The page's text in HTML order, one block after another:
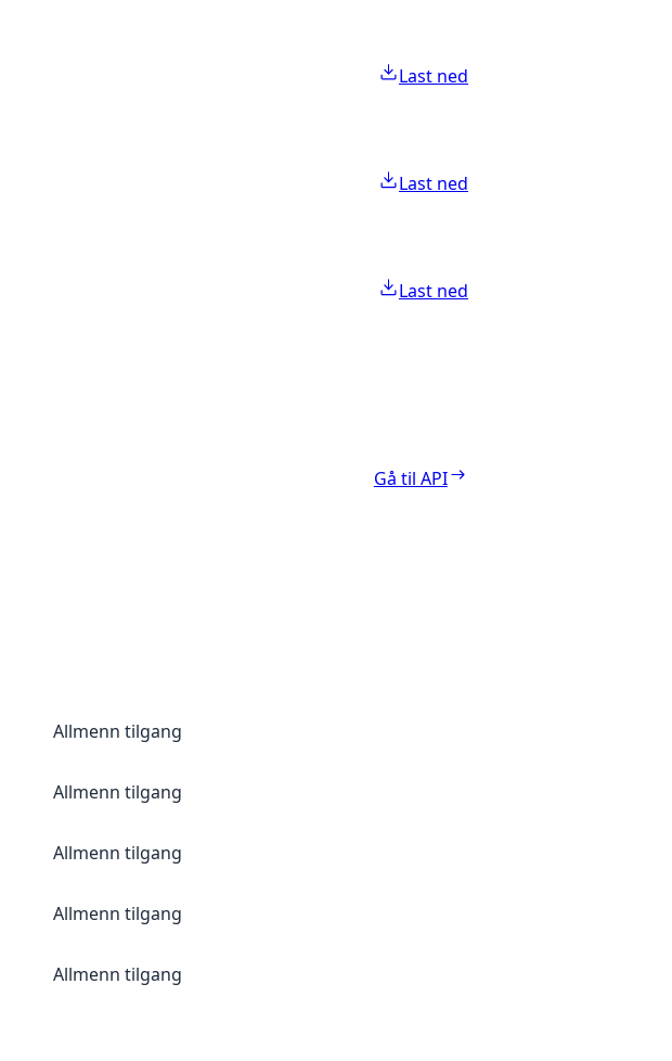
Last ned
Last ned
Last ned
Gå til API
Allmenn tilgang
Allmenn tilgang
Allmenn tilgang
Allmenn tilgang
Allmenn tilgang